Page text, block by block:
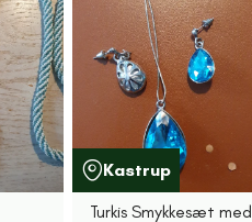
Kastrup
Turkis Smykkesæt med